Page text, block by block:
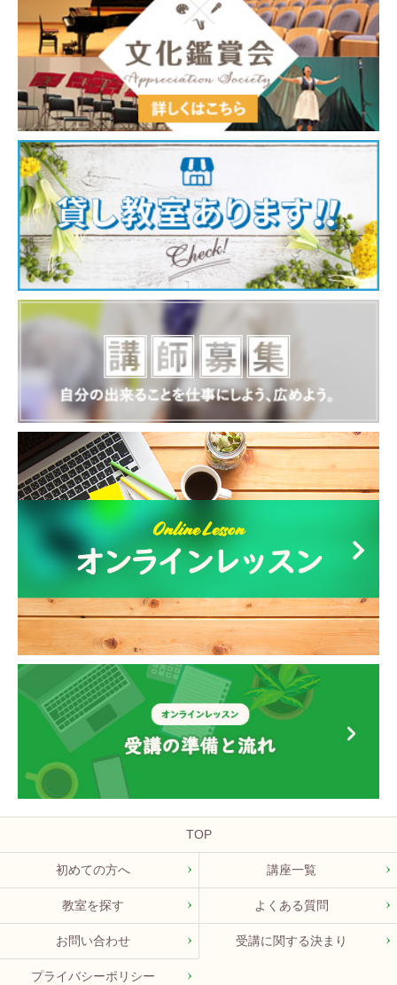
TOP
初めての方へ 講座一覧
教室を探す よくある質問
お問い合わせ 受講に関する決まり
プライバシーポリシー